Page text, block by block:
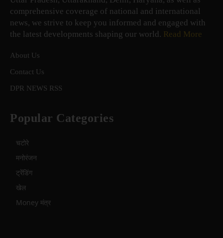
comprehensive coverage of national and international
news, we strive to keep you informed and engaged with
the latest developments shaping our world. Read More
About Us
Contact Us
DPR NEWS RSS
Popular Categories
चटोरे
मनोरंजन
ट्रेंडिंग
खेल
Money मंत्र